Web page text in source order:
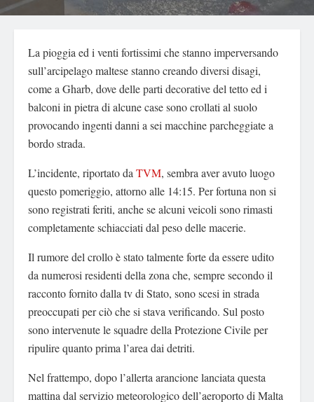
La pioggia ed i venti fortissimi che stanno imperversando
sull’arcipelago maltese stanno creando diversi disagi,
come a Gharb, dove delle parti decorative del tetto ed i
balconi in pietra di alcune case sono crollati al suolo
provocando ingenti danni a sei macchine parcheggiate a
bordo strada.
L’incidente, riportato da TVM, sembra aver avuto luogo
questo pomeriggio, attorno alle 14:15. Per fortuna non si
sono registrati feriti, anche se alcuni veicoli sono rimasti
completamente schiacciati dal peso delle macerie.
Il rumore del crollo è stato talmente forte da essere udito
da numerosi residenti della zona che, sempre secondo il
racconto fornito dalla tv di Stato, sono scesi in strada
preoccupati per ciò che si stava verificando. Sul posto
sono intervenute le squadre della Protezione Civile per
ripulire quanto prima l’area dai detriti.
Nel frattempo, dopo l’allerta arancione lanciata questa
mattina dal servizio meteorologico dell’aeroporto di Malta